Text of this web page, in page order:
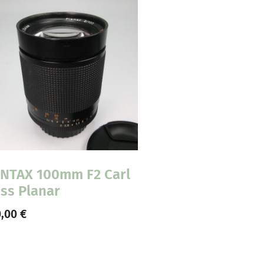
100mm F2 Carl
Planar
€